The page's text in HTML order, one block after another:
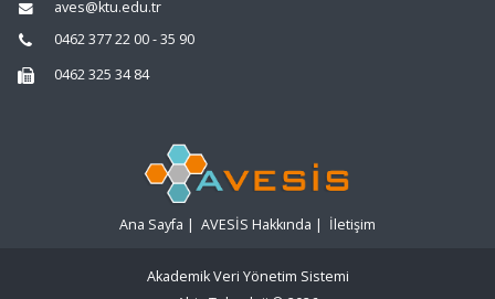
aves@ktu.edu.tr
0462 377 22 00 - 35 90
0462 325 34 84
Ana Sayfa | AVESİS Hakkında | İletişim
Akademik Veri Yönetim Sistemi